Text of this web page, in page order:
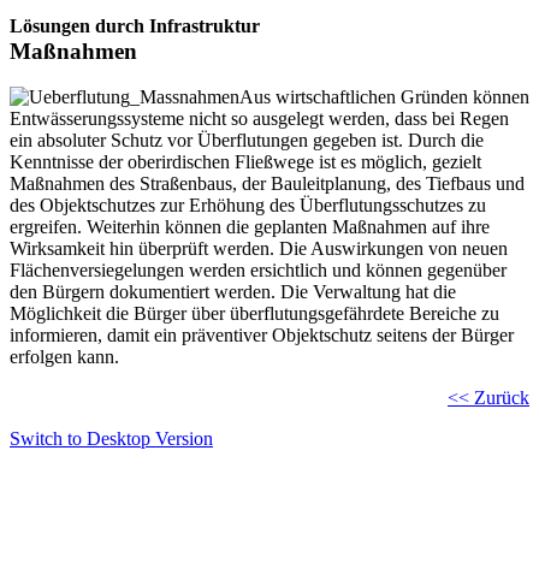
Lösungen durch Infrastruktur
Maßnahmen
Aus wirtschaftlichen Gründen können
Entwässerungssysteme nicht so ausgelegt werden, dass bei Regen
ein absoluter Schutz vor Überflutungen gegeben ist. Durch die
Kenntnisse der oberirdischen Fließwege ist es möglich, gezielt
Maßnahmen des Straßenbaus, der Bauleitplanung, des Tiefbaus und
des Objektschutzes zur Erhöhung des Überflutungsschutzes zu
ergreifen. Weiterhin können die geplanten Maßnahmen auf ihre
Wirksamkeit hin überprüft werden. Die Auswirkungen von neuen
Flächenversiegelungen werden ersichtlich und können gegenüber
den Bürgern dokumentiert werden. Die Verwaltung hat die
Möglichkeit die Bürger über überflutungsgefährdete Bereiche zu
informieren, damit ein präventiver Objektschutz seitens der Bürger
erfolgen kann.
<< Zurück
Switch to Desktop Version